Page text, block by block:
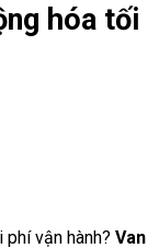
hóa tối
vận hành? Van